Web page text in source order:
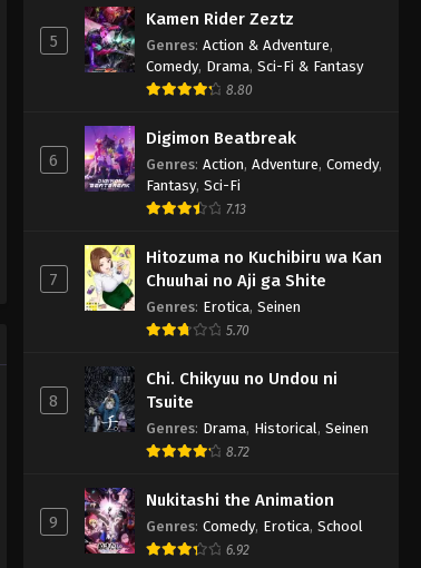
5
Kamen Rider Zeztz
Genres: Action & Adventure,
Comedy, Drama, Sci-Fi & Fantasy
8.80
6
Digimon Beatbreak
Genres: Action, Adventure, Comedy,
Fantasy, Sci-Fi
7.13
7
Hitozuma no Kuchibiru wa Kan
Chuuhai no Aji ga Shite
Genres: Erotica, Seinen
5.70
8
Chi. Chikyuu no Undou ni
Tsuite
Genres: Drama, Historical , Seinen
8.72
9
Nukitashi the Animation
Genres: Comedy, Erotica, School
6.92